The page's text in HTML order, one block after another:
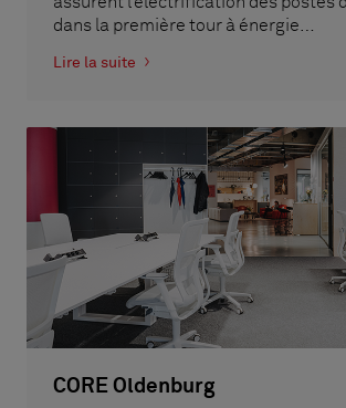
dans la première tour à énergie…
Lire la suite
CORE Oldenburg